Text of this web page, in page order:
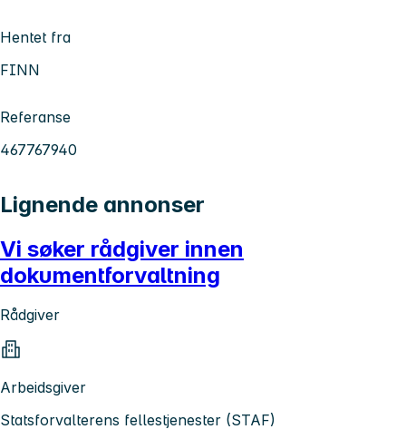
Hentet fra
FINN
Referanse
467767940
Lignende annonser
Vi søker rådgiver innen
dokumentforvaltning
Rådgiver
Arbeidsgiver
Statsforvalterens fellestjenester (STAF)